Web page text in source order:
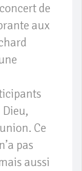
de
aux
Ce
pas
aussi